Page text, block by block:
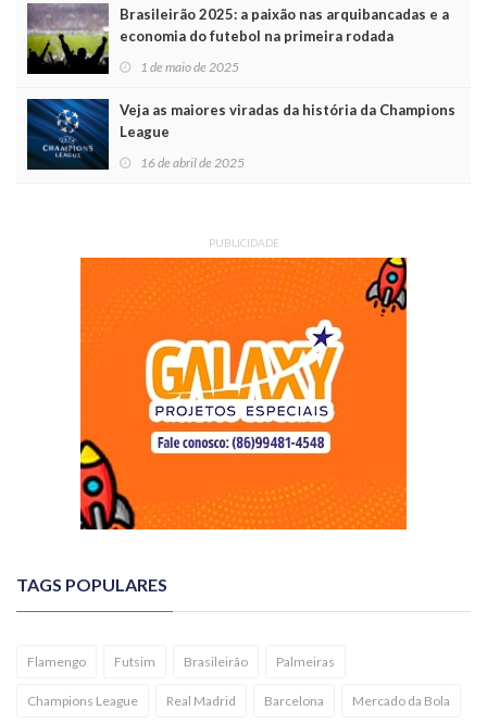
Brasileirão 2025: a paixão nas arquibancadas e a
economia do futebol na primeira rodada
1 de maio de 2025
Veja as maiores viradas da história da Champions
League
16 de abril de 2025
PUBLICIDADE
TAGS POPULARES
Flamengo Futsim Brasileirão Palmeiras
Champions League Real Madrid Barcelona Mercado da Bola